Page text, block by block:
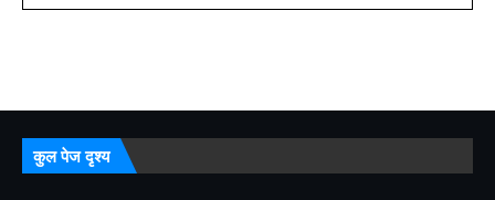
कुल पेज दृश्य